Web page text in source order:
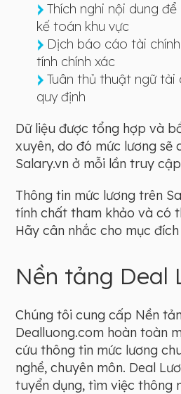
Thích nghi nội dung
kế toán khu vực
Dịch báo cáo tài
tính chính xác
Tuân thủ thuật ngữ tài
quy định
Dữ liệu được tổng hợp và
xuyên, do đó mức lương sẽ
Salary.vn ở mỗi lần truy
Thông tin mức lương trên
tính chất tham khảo và có
Hãy cân nhắc cho mục đích
Nền tảng Deal
Chúng tôi cung cấp Nền
Dealluong.com hoàn toàn
cứu thông tin mức lương
nghề, chuyên môn. Deal
tuyển dụng, tìm việc thông